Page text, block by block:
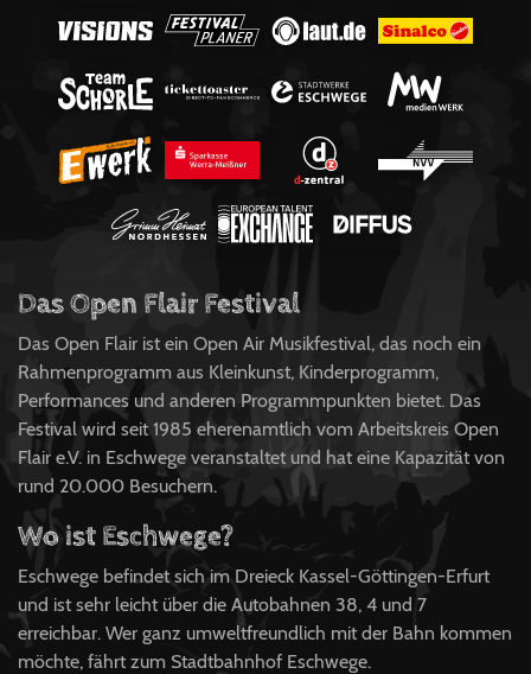
Das Open Flair Festival
Das Open Flair ist ein Open Air Musikfestival, das noch ein
Rahmenprogramm aus Kleinkunst, Kinderprogramm,
Performances und anderen Programmpunkten bietet. Das
Festival wird seit 1985 eherenamtlich vom Arbeitskreis Open
Flair e.V. in Eschwege veranstaltet und hat eine Kapazität von
rund 20.000 Besuchern.
Wo ist Eschwege?
Eschwege befindet sich im Dreieck Kassel-Göttingen-Erfurt
und ist sehr leicht über die Autobahnen 38, 4 und 7
erreichbar. Wer ganz umweltfreundlich mit der Bahn kommen
möchte, fährt zum Stadtbahnhof Eschwege.